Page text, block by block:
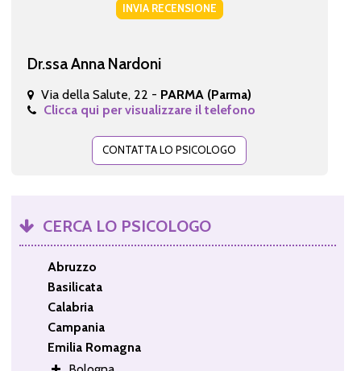
INVIA RECENSIONE
Dr.ssa Anna Nardoni
Via della Salute, 22 - PARMA (Parma)
Clicca qui per visualizzare il telefono
CONTATTA LO PSICOLOGO
CERCA LO PSICOLOGO
Abruzzo
Basilicata
Calabria
Campania
Emilia Romagna